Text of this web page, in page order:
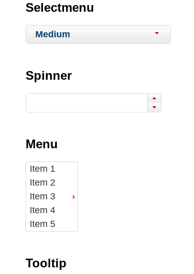
Selectmenu
Medium
Spinner
Menu
Item 1
Item 2
Item 3
Item 4
Item 5
Tooltip